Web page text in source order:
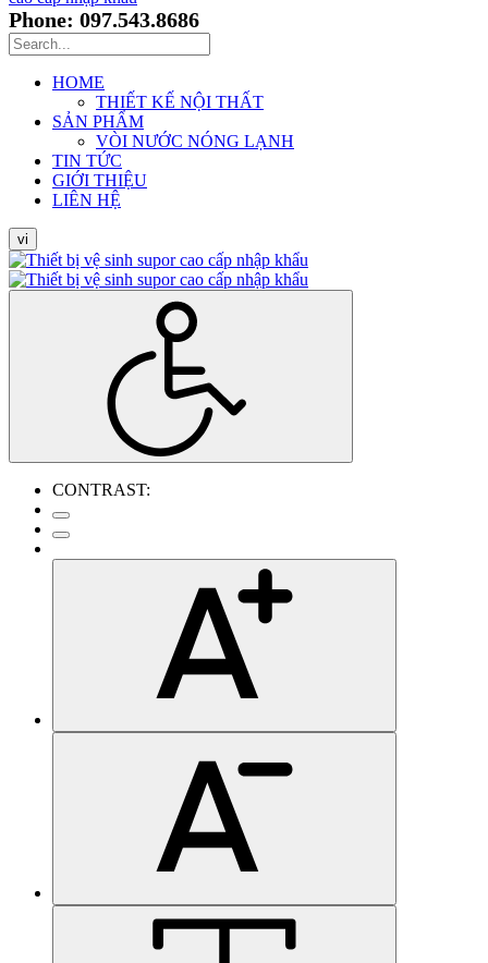
Phone: 097.543.8686
HOME
THIẾT KẾ NỘI THẤT
SẢN PHẨM
VÒI NƯỚC NÓNG LẠNH
TIN TỨC
GIỚI THIỆU
LIÊN HỆ
vi
CONTRAST: